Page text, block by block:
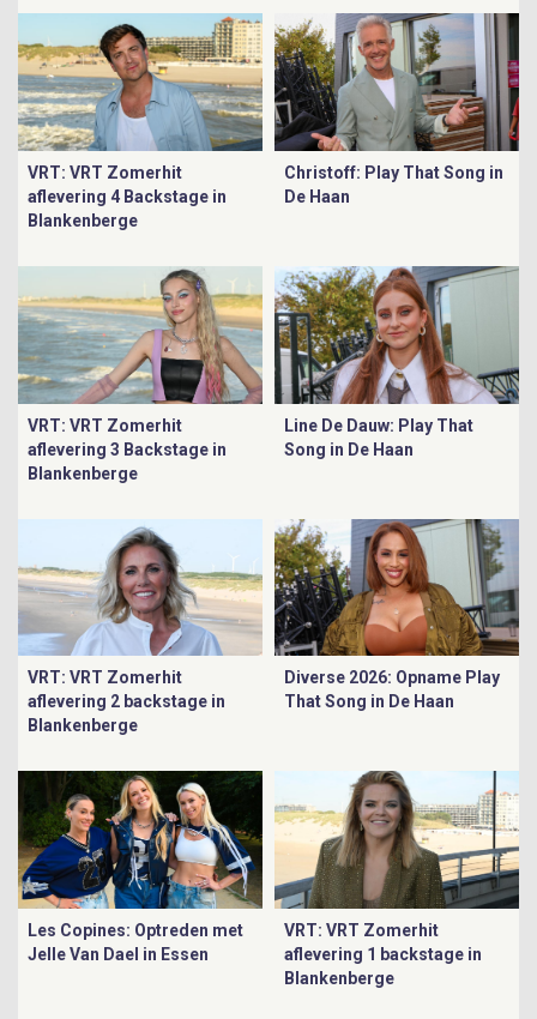
VRT: VRT Zomerhit
aflevering 4 Backstage in
Blankenberge
Christoff: Play That Song in
De Haan
VRT: VRT Zomerhit
aflevering 3 Backstage in
Blankenberge
Line De Dauw: Play That
Song in De Haan
VRT: VRT Zomerhit
aflevering 2 backstage in
Blankenberge
Diverse 2026: Opname Play
That Song in De Haan
Les Copines: Optreden met
Jelle Van Dael in Essen
VRT: VRT Zomerhit
aflevering 1 backstage in
Blankenberge